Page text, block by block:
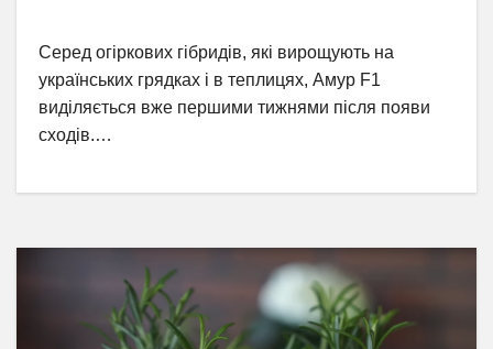
Серед огіркових гібридів, які вирощують на
українських грядках і в теплицях, Амур F1
виділяється вже першими тижнями після появи
сходів.…